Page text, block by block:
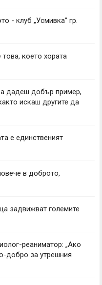
- клуб „Усмивка” гр.
което хората
дадеш добър пример,
искаш другите да
е единственият
в доброто,
задвижват големите
реаниматор: „Ако
добро за утрешния